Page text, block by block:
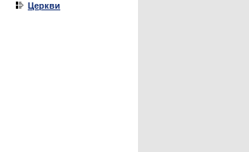
Церкви